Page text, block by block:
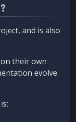
and is also
their own
evolve